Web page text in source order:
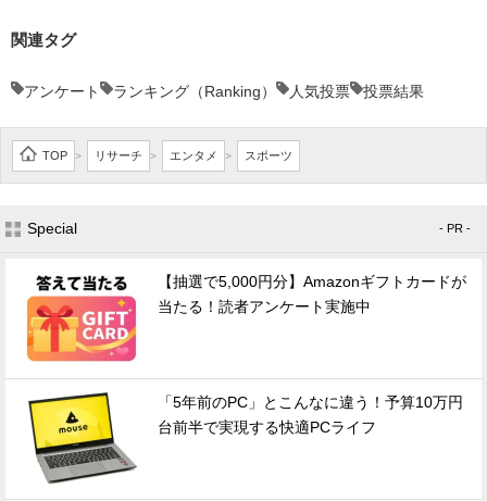
関連タグ
アンケート ランキング（Ranking） 人気投票 投票結果
TOP > リサーチ > エンタメ > スポーツ
Special - PR -
【抽選で5,000円分】Amazonギフトカードが
当たる！読者アンケート実施中
「5年前のPC」とこんなに違う！予算10万円
台前半で実現する快適PCライフ